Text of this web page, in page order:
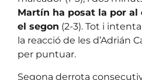
Martín ha posat la por al
el segon (2-3). Tot i
la reacció de les d’Adrián
per puntuar.
Segona derrota